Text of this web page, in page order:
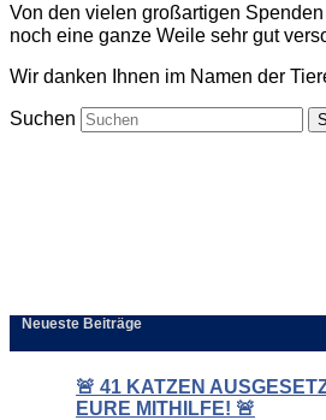
Von den vielen großartigen
noch eine ganze Weile sehr gut
Wir danken Ihnen im Namen der
Suchen
Neueste Beiträge
🚨 41 KATZEN
EURE MITHILFE! 🚨